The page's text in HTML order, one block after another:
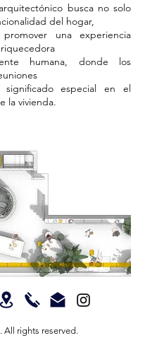
busca no solo
del hogar,
una experiencia
humana, donde los
significado especial en el
la vivienda.
All rights reserved.